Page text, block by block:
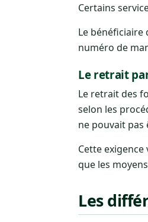
Certains
Le
numéro de
Le retrait
Le retrait des
selon les
ne pouvait pas
Cette
que les
Les